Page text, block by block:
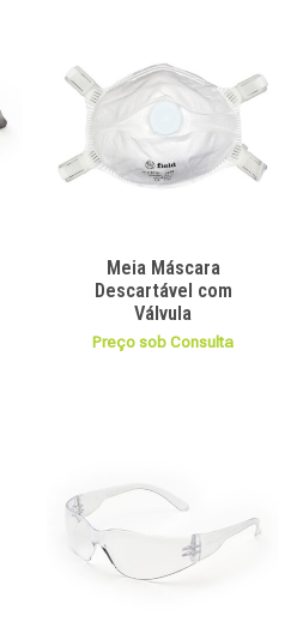
Meia Máscara
Descartável com
Válvula
Preço sob Consulta